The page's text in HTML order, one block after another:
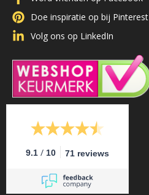
Doe inspiratie op bij Pinterest
Volg ons op LinkedIn
9.1 / 10 71 reviews